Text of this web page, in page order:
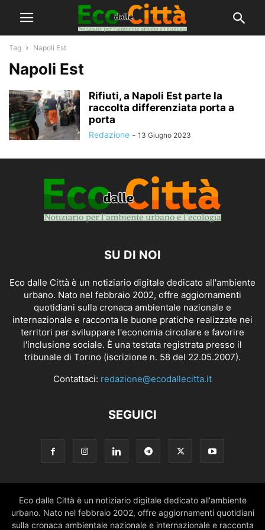
Tag Napoli Est
Napoli Est
Rifiuti, a Napoli Est parte la
raccolta differenziata porta a
porta
Redazione - 13 Giugno 2023
SU DI NOI
Eco dalle Città è un notiziario digitale dedicato all'ambiente
urbano. Nato nel febbraio 2002, offre aggiornamenti
quotidiani sulla cronaca ambientale nazionale e
internazionale e racconta le buone pratiche realizzate nei
territori per sviluppare l'economia circolare e favorire
l'inclusione sociale. È una testata registrata presso il
tribunale di Torino (iscrizione n. 58 del 22.05.2007).
Contattaci: redazione@ecodallecitta.it
SEGUICI
Eco dalle Città è un notiziario digitale dedicato all'ambiente
urbano. Nato nel febbraio 2002, offre aggiornamenti quotidiani
sulla cronaca ambientale nazionale e internazionale e racconta